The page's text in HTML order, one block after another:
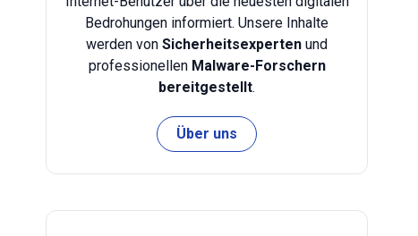
Bedrohungen informiert. Unsere Inhalte
werden von Sicherheitsexperten und
professionellen Malware-Forschern
bereitgestellt.
Über uns